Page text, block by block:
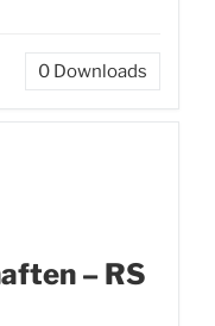
0 Downloads
– RS